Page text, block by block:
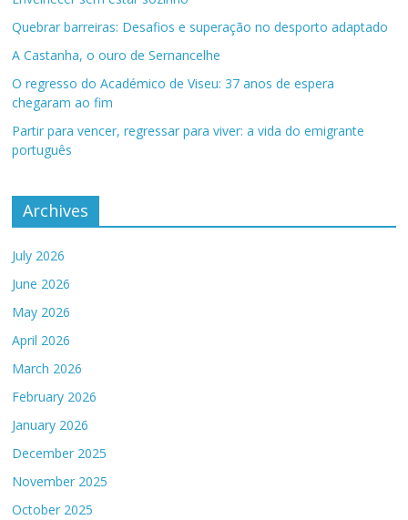
Quebrar barreiras: Desafios e superação no desporto adaptado
A Castanha, o ouro de Sernancelhe
O regresso do Académico de Viseu: 37 anos de espera
chegaram ao fim
Partir para vencer, regressar para viver: a vida do emigrante
português
Archives
July 2026
June 2026
May 2026
April 2026
March 2026
February 2026
January 2026
December 2025
November 2025
October 2025